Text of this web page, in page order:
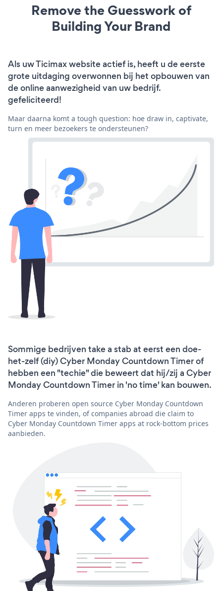
Remove the Guesswork of
Building Your Brand
Als uw Ticimax website actief is, heeft u de eerste
grote uitdaging overwonnen bij het opbouwen van
de online aanwezigheid van uw bedrijf.
gefeliciteerd!
Maar daarna komt a tough question: hoe draw in, captivate,
turn en meer bezoekers te ondersteunen?
Sommige bedrijven take a stab at eerst een doe-
het-zelf (diy) Cyber Monday Countdown Timer of
hebben een "techie" die beweert dat hij/zij a Cyber
Monday Countdown Timer in 'no time' kan bouwen.
Anderen proberen open source Cyber Monday Countdown
Timer apps te vinden, of companies abroad die claim to
Cyber Monday Countdown Timer apps at rock-bottom prices
aanbieden.